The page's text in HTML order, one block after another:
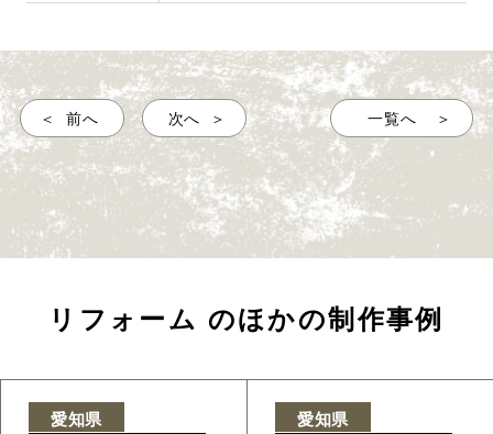
一覧へ
前へ 次へ
リフォーム のほかの制作事例
愛知県 愛知県